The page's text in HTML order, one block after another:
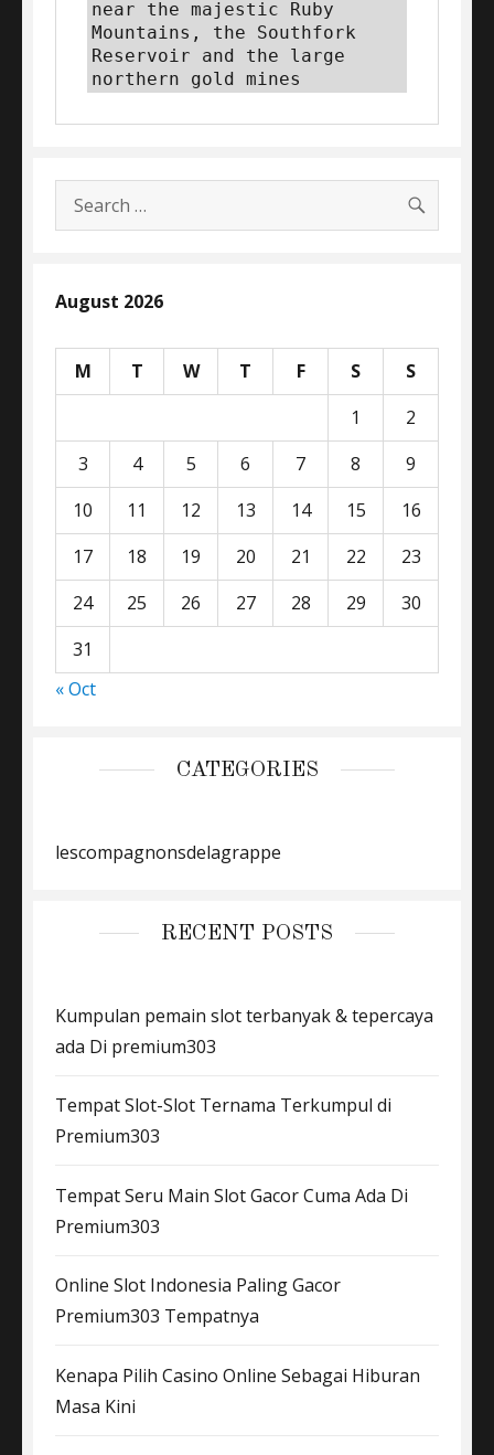
near the majestic Ruby
Mountains, the Southfork
Reservoir and the large
northern gold mines
Search
for:
August 2026
M T W T F S
S
1
2
3
4 5 6 7 8
9
10
11 12 13 14 15
16
17
18 19 20 21 22
23
24
25 26 27 28 29
30
31
« Oct
CATEGORIES
lescompagnonsdelagrappe
RECENT POSTS
Kumpulan pemain slot terbanyak & tepercaya
ada Di premium303
Tempat Slot-Slot Ternama Terkumpul di
Premium303
Tempat Seru Main Slot Gacor Cuma Ada Di
Premium303
Online Slot Indonesia Paling Gacor
Premium303 Tempatnya
Kenapa Pilih Casino Online Sebagai Hiburan
Masa Kini